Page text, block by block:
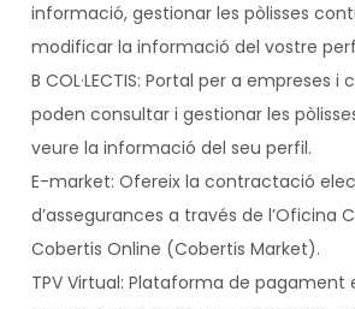
informació, gestionar les pòlisses
modificar la informació del vostre
B COL·LECTIS: Portal per a empreses i
poden consultar i gestionar les
veure la informació del seu perfil.
E-market: Ofereix la contractació
d’assegurances a través de l’Oficina
Cobertis Online (Cobertis Market).
TPV Virtual: Plataforma de pagament